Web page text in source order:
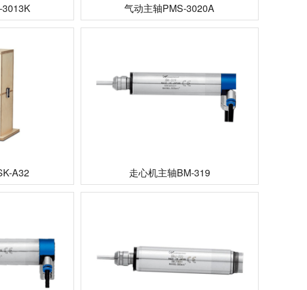
气动主轴PMS-3020A
A32 走心机主轴BM-319